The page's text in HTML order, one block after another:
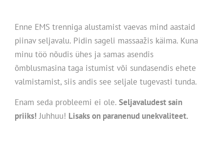
Enne EMS trenniga alustamist vaevas mind aastaid
piinav seljavalu. Pidin sageli massaažis käima. Kuna
minu töö nõudis ühes ja samas asendis
õmblusmasina taga istumist või sundasendis ehete
valmistamist, siis andis see seljale tugevasti tunda.
Enam seda probleemi ei ole. Seljavaludest sain
priiks! Juhhuu! Lisaks on paranenud unekvaliteet.